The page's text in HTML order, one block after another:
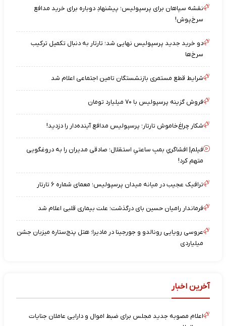
نقشه‌ سپاهان برای پرسپولیس؛ پیشنهادِ دوباره برای خرید مدافع
سرخ‌پوش!
دو خرید جدید پرسپولیس نهایی شد؛ تارتار به دنبال تکمیل ترکیب
سرخ‌ها
شرایط قطع مستمری بازنشستگان تامین اجتماعی اعلام شد
فروش گزینه پرسپولیس با ۷۰ میلیارد تومان
شکار چراغ‌خاموش تارتار؛ پرسپولیس مدافع آینده‌دار را دزدید!
فیلم| افشاگریِ بمبِ ساعتیِ استقلال؛ صادقی مدیران را به دروغگویی
متهم کرد!
ترافیک عجیب در میانه میدان پرسپولیس؛ معمای شماره ۶ تارتار
فرماندار رامیان حسین بای درگذشت؛ علت بیماری قلبی اعلام شد
عروسی رویایی رونالدو و جورجینا در مادیرا؛ هتل پنج‌ستاره میزبان جشن
میلیاردی
آخرین اخبار
اعلام مصوبه جدید مجلس برای ضبط اموال و دارایی عاملان جنایات